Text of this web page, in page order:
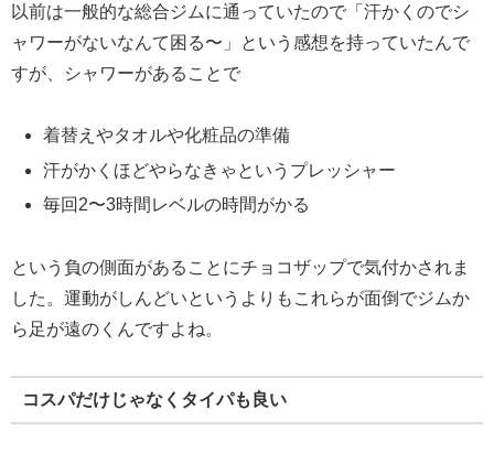
以前は一般的な総合ジムに通っていたので「汗かくのでシ
ャワーがないなんて困る〜」という感想を持っていたんで
すが、シャワーがあることで
着替えやタオルや化粧品の準備
汗がかくほどやらなきゃというプレッシャー
毎回2〜3時間レベルの時間がかる
という負の側面があることにチョコザップで気付かされま
した。運動がしんどいというよりもこれらが面倒でジムか
ら足が遠のくんですよね。
コスパだけじゃなくタイパも良い